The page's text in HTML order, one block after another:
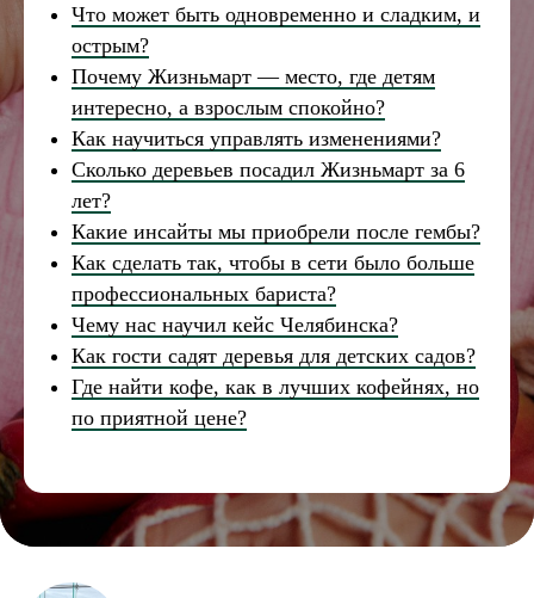
Что может быть одновременно и сладким, и
острым?
Почему Жизньмарт — место, где детям
интересно, а взрослым спокойно?
Как научиться управлять изменениями?
Сколько деревьев посадил Жизньмарт за 6
лет?
Какие инсайты мы приобрели после гембы?
Как сделать так, чтобы в сети было больше
профессиональных бариста?
Чему нас научил кейс Челябинска?
Как гости садят деревья для детских садов?
Где найти кофе, как в лучших кофейнях, но
по приятной цене?